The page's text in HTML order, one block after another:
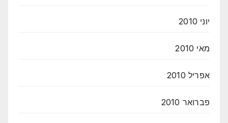
יוני 2010
מאי 2010
אפריל 2010
פברואר 2010